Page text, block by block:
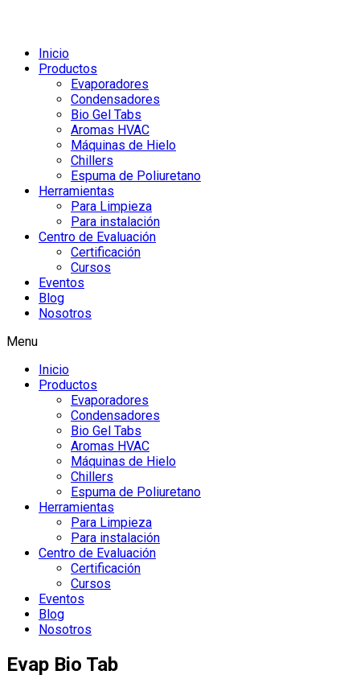
Inicio
Productos
Evaporadores
Condensadores
Bio Gel Tabs
Aromas HVAC
Máquinas de Hielo
Chillers
Espuma de Poliuretano
Herramientas
Para Limpieza
Para instalación
Centro de Evaluación
Certificación
Cursos
Eventos
Blog
Nosotros
Menu
Inicio
Productos
Evaporadores
Condensadores
Bio Gel Tabs
Aromas HVAC
Máquinas de Hielo
Chillers
Espuma de Poliuretano
Herramientas
Para Limpieza
Para instalación
Centro de Evaluación
Certificación
Cursos
Eventos
Blog
Nosotros
Evap Bio Tab